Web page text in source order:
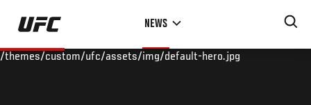
Skip
main
NEWS
/themes/custom/ufc/assets/img/default-hero.jpg